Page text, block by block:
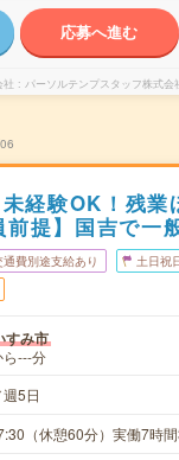
応募へ進む
パーソルテンプスタッフ株式
経験OK！残
提】国吉で一
通費別途支給あり 土日祝
すみ市
ら---分
5日
（休憩60分）実働7時間